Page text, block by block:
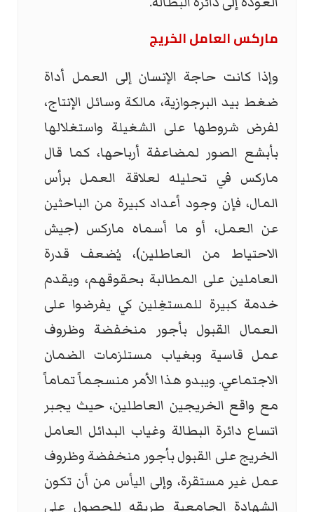
ماركس العامل الخريج
وإذا كانت حاجة الإنسان إلى العمل أداة
ضغط بيد البرجوازية، مالكة وسائل الإنتاج،
لفرض شروطها على الشغيلة واستغلالها
بأبشع الصور لمضاعفة أرباحها، كما قال
ماركس في تحليله لعلاقة العمل برأس
المال، فإن وجود أعداد كبيرة من الباحثين
عن العمل، أو ما أسماه ماركس (جيش
الاحتياط من العاطلين)، يُضعف قدرة
العاملين على المطالبة بحقوقهم، ويقدم
خدمة كبيرة للمستغِلين كي يفرضوا على
العمال القبول بأجور منخفضة وظروف
عمل قاسية وبغياب مستلزمات الضمان
الاجتماعي. ويبدو هذا الأمر منسجماً تماماً
مع واقع الخريجين العاطلين، حيث يجبر
اتساع دائرة البطالة وغياب البدائل العامل
الخريج على القبول بأجور منخفضة وظروف
عمل غير مستقرة، وإلى اليأس من أن تكون
الشهادة الجامعية طريقه للحصول على